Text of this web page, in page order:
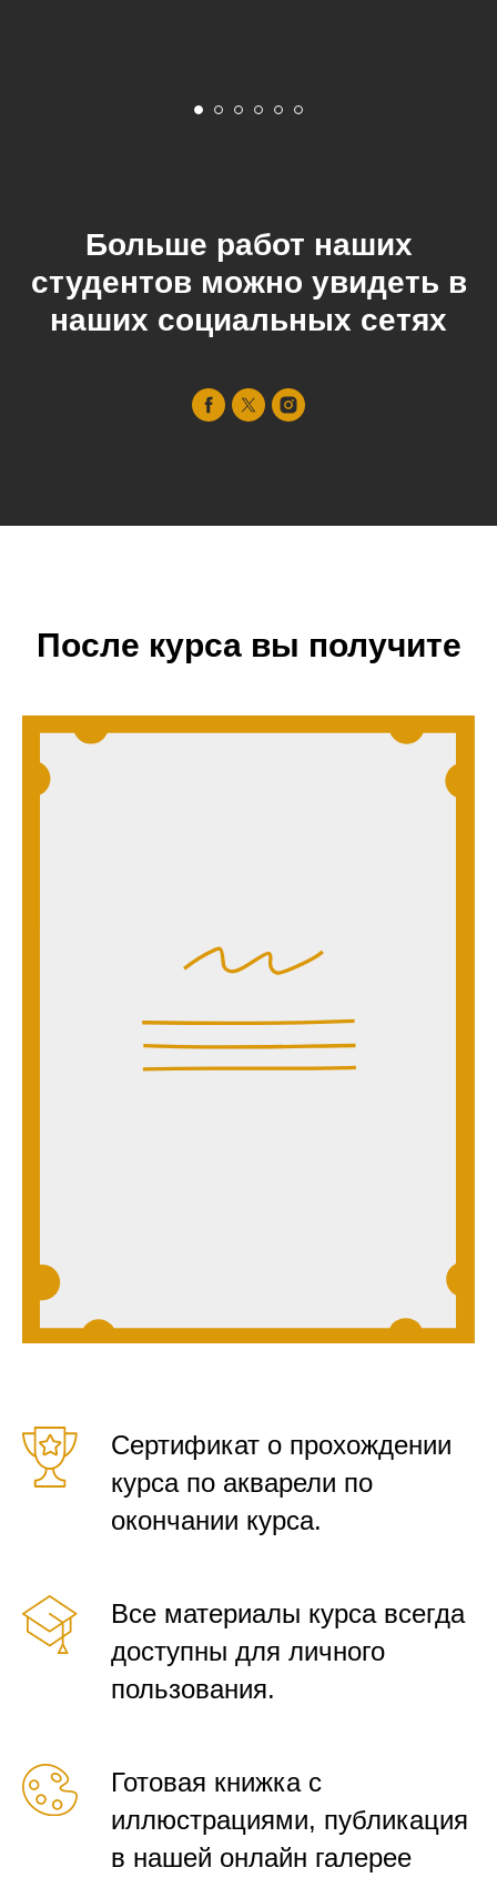
Больше работ наших
студентов можно увидеть в
наших социальных сетях
После курса вы получите
Сертификат о прохождении
курса по акварели по
окончании курса.
Все материалы курса всегда
доступны для личного
пользования.
Готовая книжка с
иллюстрациями, публикация
в нашей онлайн галерее